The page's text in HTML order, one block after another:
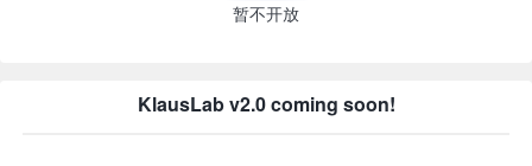
暂不开放
KlausLab v2.0 coming soon!